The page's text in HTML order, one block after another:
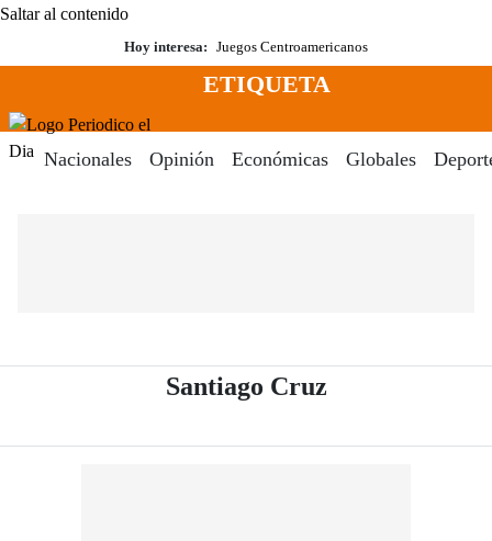
Saltar al contenido
Hoy interesa: Juegos Centroamericanos
Menú
ETIQUETA
Nacionales Opinión Económicas Globales
Santiago Cruz- Periódico El